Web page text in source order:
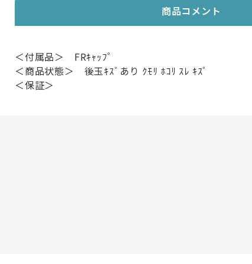
商品コメント
＜付属品＞ FRｷｬｯﾌﾟ
＜商品状態＞ 後玉ｷｽﾞあり ｸﾓﾘ ﾎｺﾘ ｽﾚ ｷｽﾞ
＜保証＞